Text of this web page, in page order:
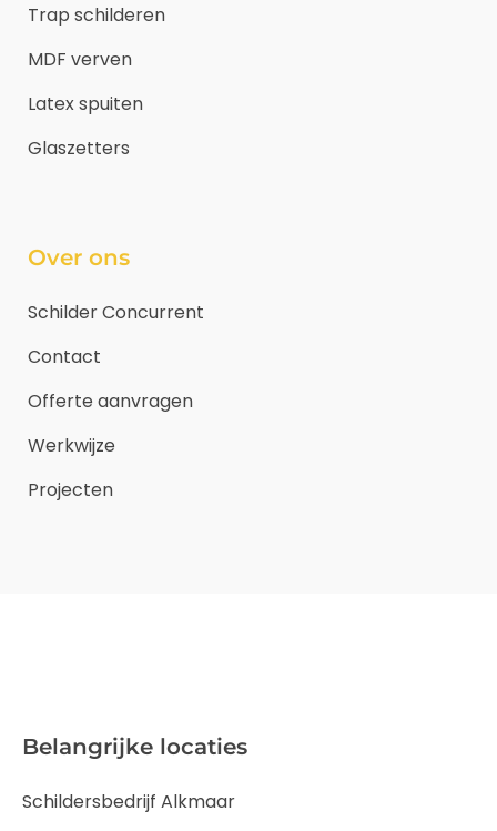
Trap schilderen
MDF verven
Latex spuiten
Glaszetters
Over ons
Schilder Concurrent
Contact
Offerte aanvragen
Werkwijze
Projecten
Belangrijke locaties
Schildersbedrijf Alkmaar